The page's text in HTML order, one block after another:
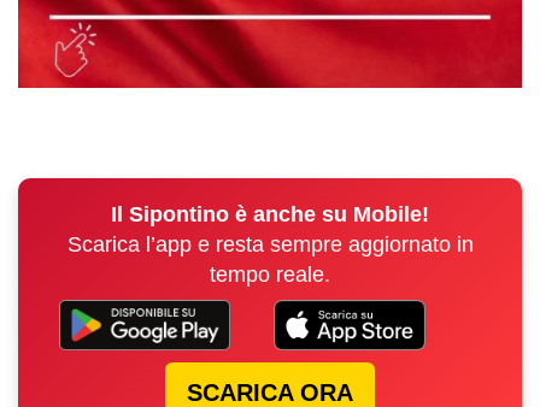
Il Sipontino è anche su Mobile!
Scarica l’app e resta sempre aggiornato in
tempo reale.
SCARICA ORA